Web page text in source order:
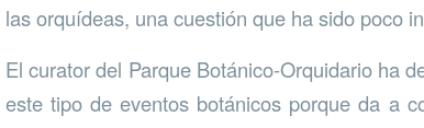
las orquídeas, una cuestión que ha sido poco
El curator del Parque Botánico-Orquidario ha
este tipo de eventos botánicos porque da a